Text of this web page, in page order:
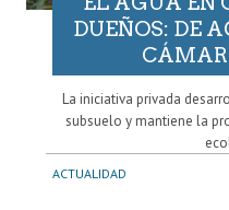
DUEÑOS: DE
La iniciativa privada
subsuelo y mantiene la
ACTUALIDAD